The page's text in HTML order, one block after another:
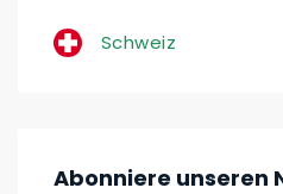
Schweiz
Abonniere unseren